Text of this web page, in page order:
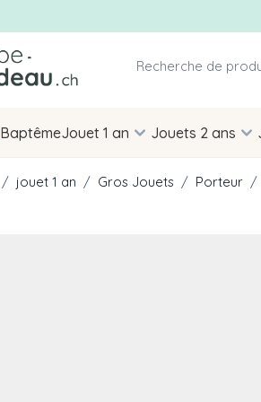
BaptêmeJouet 1 an Jouets 2 ans
/ jouet 1 an / Gros Jouets / Porteur /